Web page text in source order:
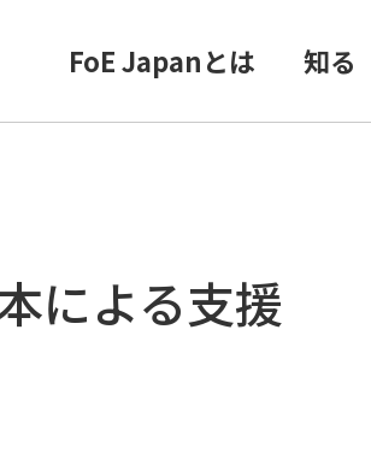
FoE Japanとは 知る
による支援